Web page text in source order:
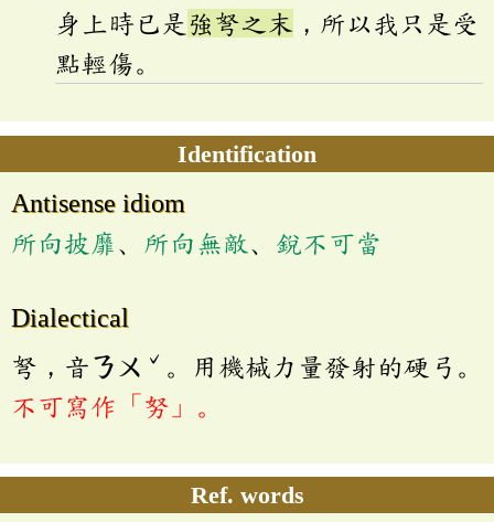
身上時已是 強弩之末 ，所以我只是受
點輕傷。
Identification
Antisense idiom
所向披靡 、 所向無敵、 銳不可當
Dialectical
弩，音ㄋㄨ ˇ 。用機械力量發射的硬弓。
不可寫作「努」。
Ref. words